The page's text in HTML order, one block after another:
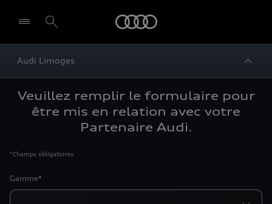
Audi Limoges
Veuillez remplir le formulaire pour
être mis en relation avec votre
Partenaire Audi.
*Champs obligatoires
Gamme*